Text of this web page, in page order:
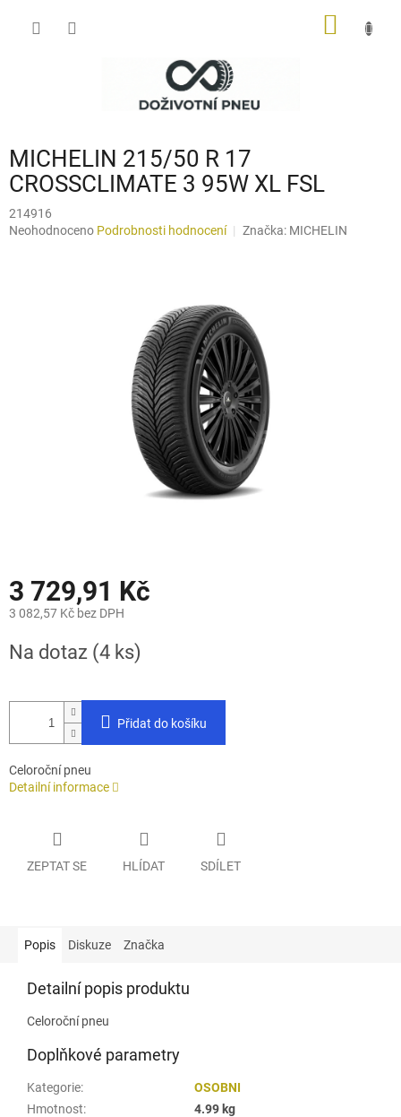
MICHELIN 215/50 R 17
CROSSCLIMATE 3 95W XL FSL
214916
Průměrné
Neohodnoceno Podrobnosti hodnocení Značka: MICHELIN
3 729,91 Kč
3 082,57 Kč bez DPH
cena:
Na dotaz (4 ks)
Přidat do košíku
Celoroční pneu
Detailní informace
ZEPTAT SE HLÍDAT SDÍLET
Popis Diskuze Značka
Detailní popis produktu
Celoroční pneu
Doplňkové parametry
Kategorie:
OSOBNI
Hmotnost:
4.99 kg